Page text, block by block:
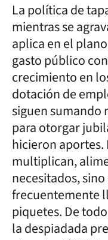
La política de
mientras se
aplica en el
gasto público
crecimiento en
dotación de
siguen sumando
para otorgar
hicieron aportes.
multiplican,
necesitados,
frecuentemente
piquetes. De
la despiadada